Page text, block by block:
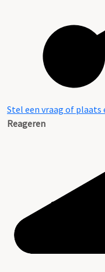
Stel een vraag of
Reageren